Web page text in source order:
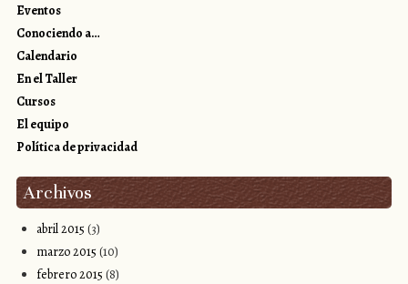
Eventos
Conociendo a…
Calendario
En el Taller
Cursos
El equipo
Política de privacidad
Archivos
abril 2015 (3)
marzo 2015 (10)
febrero 2015 (8)